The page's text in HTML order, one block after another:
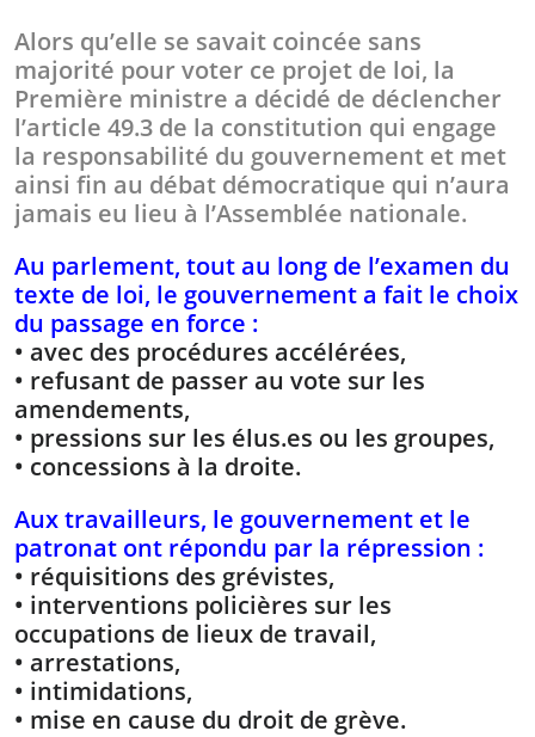
Alors qu’elle se savait coincée sans
majorité pour voter ce projet de loi, la
Première ministre a décidé de déclencher
l’article 49.3 de la constitution qui engage
la responsabilité du gouvernement et met
ainsi fin au débat démocratique qui n’aura
jamais eu lieu à l’Assemblée nationale.
Au parlement, tout au long de l’examen du
texte de loi, le gouvernement a fait le choix
du passage en force :
• avec des procédures accélérées,
• refusant de passer au vote sur les
amendements,
• pressions sur les élus.es ou les groupes,
• concessions à la droite.
Aux travailleurs, le gouvernement et le
patronat ont répondu par la répression :
• réquisitions des grévistes,
• interventions policières sur les
occupations de lieux de travail,
• arrestations,
• intimidations,
• mise en cause du droit de grève.